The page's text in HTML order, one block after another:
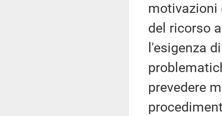
motivazioni
del ricorso
l'esigenza
prevedere